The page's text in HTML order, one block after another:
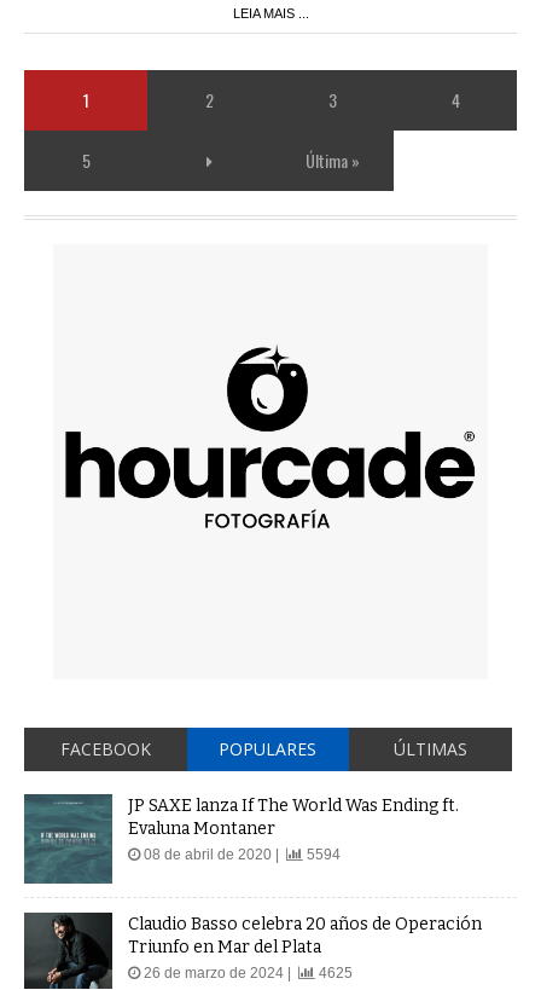
LEIA MAIS ...
1 2 3 4
5 Última »
FACEBOOK POPULARES ÚLTIMAS
JP SAXE lanza If The World Was Ending ft.
Evaluna Montaner
08 de abril de 2020 | 5594
Claudio Basso celebra 20 años de Operación
Triunfo en Mar del Plata
26 de marzo de 2024 | 4625